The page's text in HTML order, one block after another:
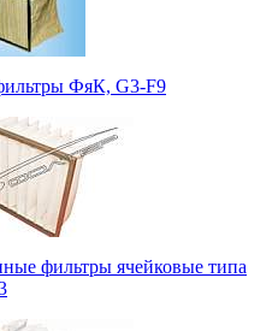
ФяК, G3-F9
фильтры ячейковые типа